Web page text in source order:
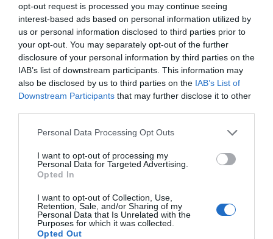
opt-out request is processed you may continue seeing
interest-based ads based on personal information utilized by
us or personal information disclosed to third parties prior to
your opt-out. You may separately opt-out of the further
disclosure of your personal information by third parties on the
IAB’s list of downstream participants. This information may
also be disclosed by us to third parties on the IAB’s List of
Downstream Participants that may further disclose it to other
Personal Data Processing Opt Outs
I want to opt-out of processing my
Personal Data for Targeted Advertising.
Opted In
I want to opt-out of Collection, Use,
Retention, Sale, and/or Sharing of my
Personal Data that Is Unrelated with the
Purposes for which it was collected.
Opted Out